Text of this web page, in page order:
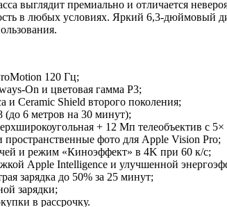
выглядит премиально и отличается
в любых условиях. Яркий 6,3-дюймовый
120 Гц;
On и цветовая гамма P3;
и Ceramic Shield второго поколения;
6 метров на 30 минут);
+ 12 Мп телеобъектив с
фото для Apple Vision Pro;
и режим «Киноэффект» в 4K при 60 к/с;
Apple Intelligence и улучшенной
зарядка до 50% за 25 минут;
зарядки;
в рассрочку.